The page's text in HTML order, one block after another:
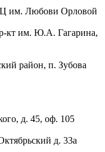
им. Любови Орловой
кт им. Ю.А. Гагарина,
район, п. Зубова
д. 45, оф. 105
д. 33а